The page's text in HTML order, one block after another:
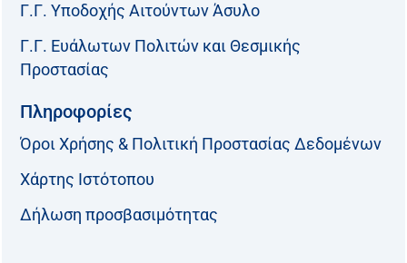
Γ.Γ. Υποδοχής Αιτούντων Άσυλο
Γ.Γ. Ευάλωτων Πολιτών και Θεσμικής
Προστασίας
Πληροφορίες
Όροι Χρήσης & Πολιτική Προστασίας Δεδομένων
Χάρτης Ιστότοπου
Δήλωση προσβασιμότητας